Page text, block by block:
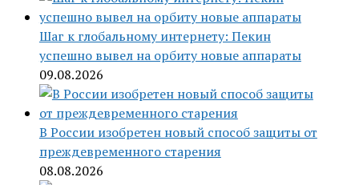
Шаг к глобальному интернету: Пекин
успешно вывел на орбиту новые аппараты
09.08.2026
В России изобретен новый способ защиты от
преждевременного старения
08.08.2026